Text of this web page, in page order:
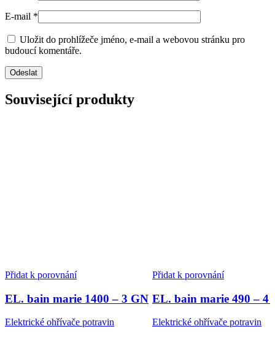
E-mail *
Uložit do prohlížeče jméno, e-mail a webovou stránku pro
budoucí komentáře.
Související produkty
Přidat k porovnání
EL. bain marie 1400 – 3 GN
Elektrické ohřívače potravin
Přidat k porovnání
EL. bain marie 490 – 4
Elektrické ohřívače potravin